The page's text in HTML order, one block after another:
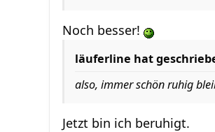
Noch besser!
läuferline hat
also, immer schön ruhig
Jetzt bin ich beruhigt.